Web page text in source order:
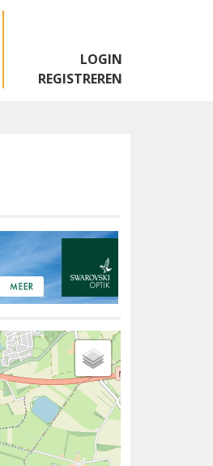
LOGIN
REGISTREREN